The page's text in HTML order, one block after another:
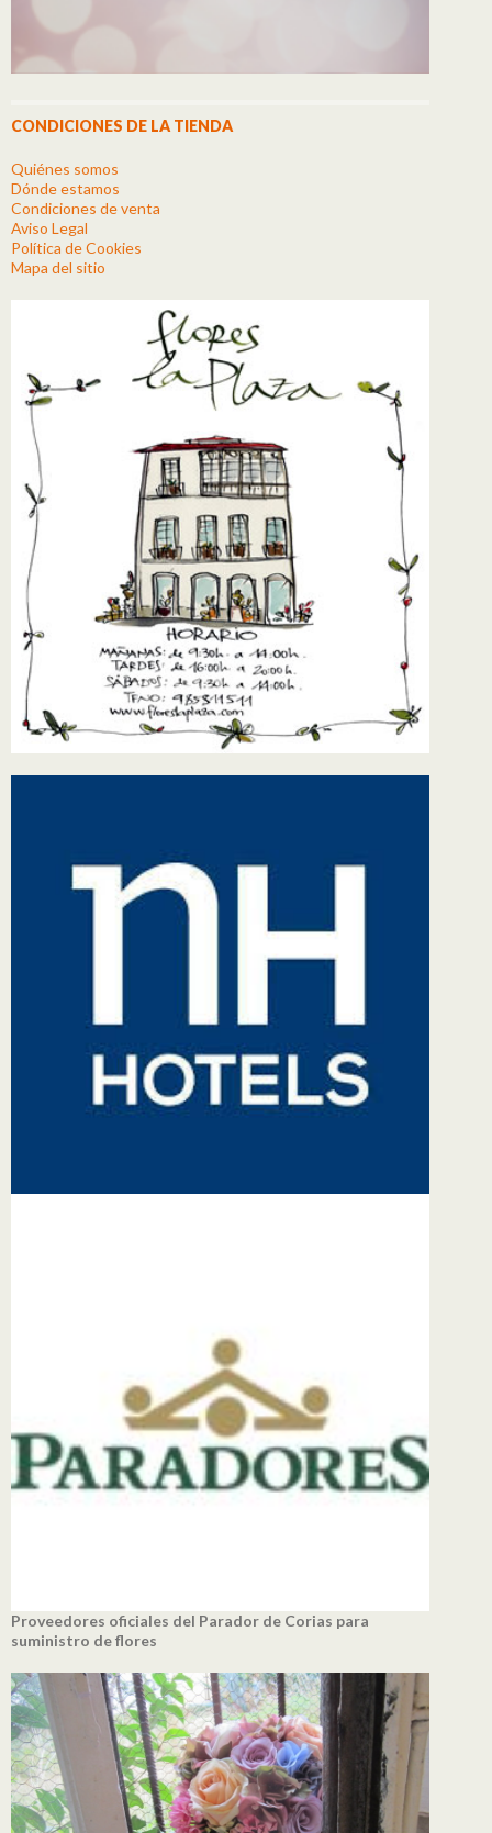
CONDICIONES DE LA TIENDA
Quiénes somos
Dónde estamos
Condiciones de venta
Aviso Legal
Política de Cookies
Mapa del sitio
Proveedores oficiales del Parador de Corias para
suministro de flores